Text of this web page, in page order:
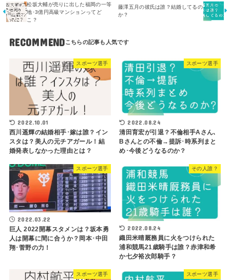
松坂大輔が売りに出した福岡の一等
地･3億円高級マンションってど
こ？
藤澤五月の彼氏は誰？結婚してるの
か？
RECOMMEND
スポーツ選手
2022.10.01
西川遥輝の結婚相手･嫁は誰？イン
スタは？美人の元チアガール！結
婚発表しなかった理由とは？
スポーツ選手
2022.08.24
清田育宏が引退？不倫相手Aさん､
Bさんとの不倫→提訴･時系列まと
め･今後どうなるのか？
スポーツ選手
2022.03.22
巨人 2022開幕スタメンは？坂本勇
人は開幕に間に合うか？岡本･中田
翔･菅野の力！
その人誰？
2022.08.24
織田米晴厩務員に火をつけられた
浦和競馬21歳騎手は誰？赤津和希
か七夕裕次郎騎手？
スポーツ選手 スポーツ選手